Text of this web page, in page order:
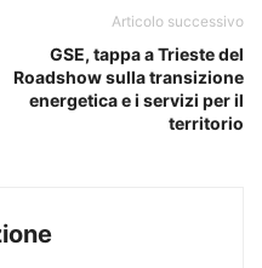
Articolo successivo
GSE, tappa a Trieste del
Roadshow sulla transizione
energetica e i servizi per il
territorio